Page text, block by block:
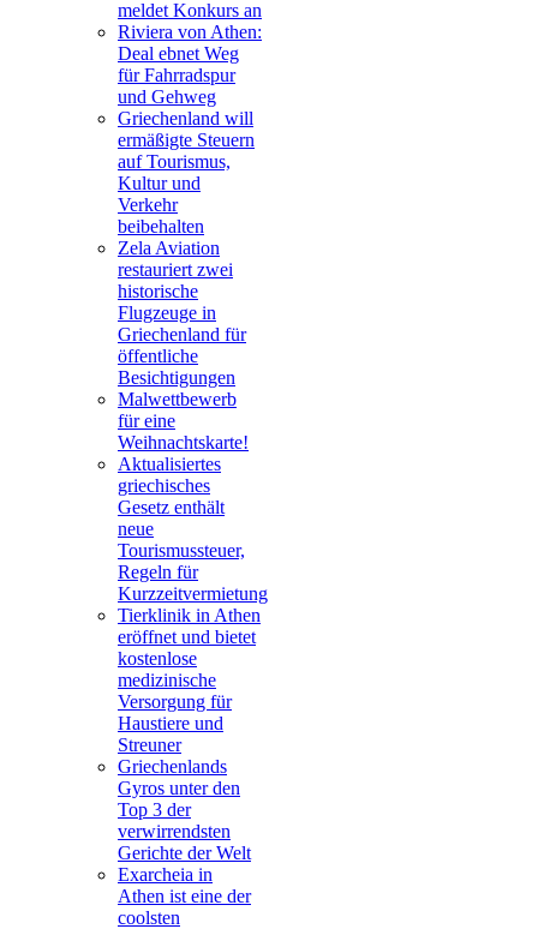
meldet Konkurs an
Riviera von Athen:
Deal ebnet Weg
für Fahrradspur
und Gehweg
Griechenland will
ermäßigte Steuern
auf Tourismus,
Kultur und
Verkehr
beibehalten
Zela Aviation
restauriert zwei
historische
Flugzeuge in
Griechenland für
öffentliche
Besichtigungen
Malwettbewerb
für eine
Weihnachtskarte!
Aktualisiertes
griechisches
Gesetz enthält
neue
Tourismussteuer,
Regeln für
Kurzzeitvermietung
Tierklinik in Athen
eröffnet und bietet
kostenlose
medizinische
Versorgung für
Haustiere und
Streuner
Griechenlands
Gyros unter den
Top 3 der
verwirrendsten
Gerichte der Welt
Exarcheia in
Athen ist eine der
coolsten